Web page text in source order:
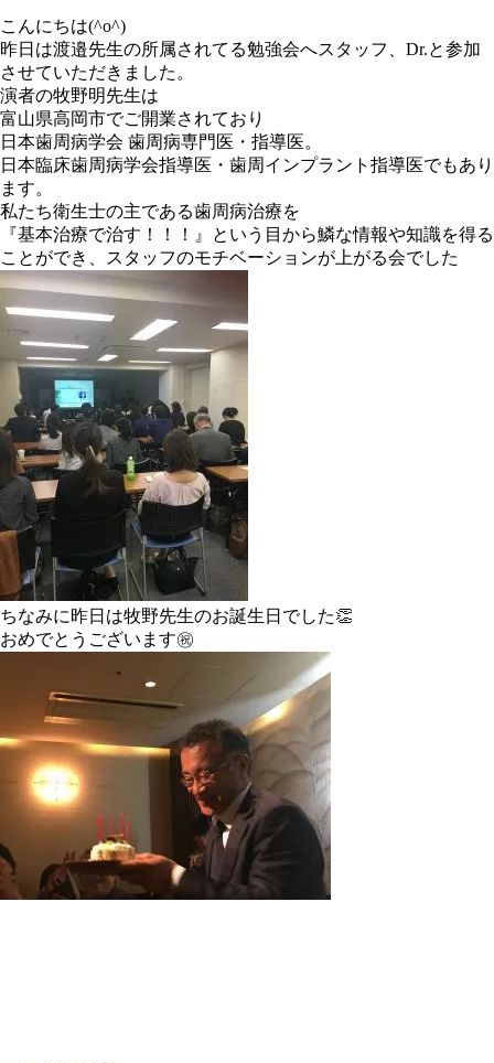
こんにちは(^o^)
昨日は渡邉先生の所属されてる勉強会へスタッフ、Dr.と参加
させていただきました。
演者の牧野明先生は
富山県高岡市でご開業されており
日本歯周病学会 歯周病専門医・指導医。
日本臨床歯周病学会指導医・歯周インプラント指導医でもあり
ます。
私たち衛生士の主である歯周病治療を
『基本治療で治す！！！』という目から鱗な情報や知識を得る
ことができ、スタッフのモチベーションが上がる会でした
ちなみに昨日は牧野先生のお誕生日でした👏
おめでとうございます㊗️